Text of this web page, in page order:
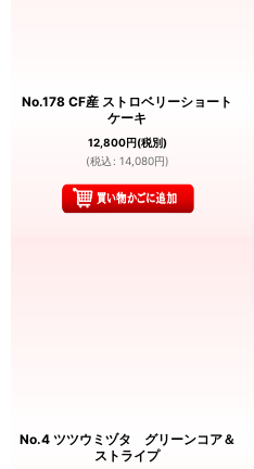
No.178 CF産 ストロベリーショート
ケーキ
12,800円(税別)
(税込 : 14,080円)
No.4 ツツウミヅタ グリーンコア＆
ストライプ